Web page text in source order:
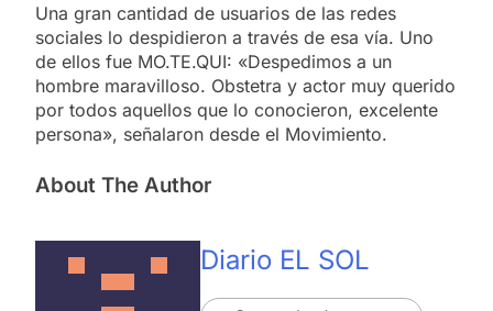
Una gran cantidad de usuarios de las redes
sociales lo despidieron a través de esa vía. Uno
de ellos fue MO.TE.QUI: «Despedimos a un
hombre maravilloso. Obstetra y actor muy querido
por todos aquellos que lo conocieron, excelente
persona», señalaron desde el Movimiento.
About The Author
Diario EL SOL